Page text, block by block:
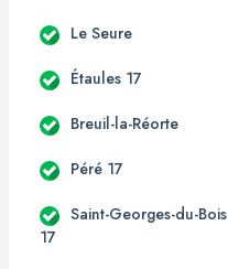
Le Seure
Étaules 17
Breuil-la-Réorte
Péré 17
Saint-Georges-du-Bois
17